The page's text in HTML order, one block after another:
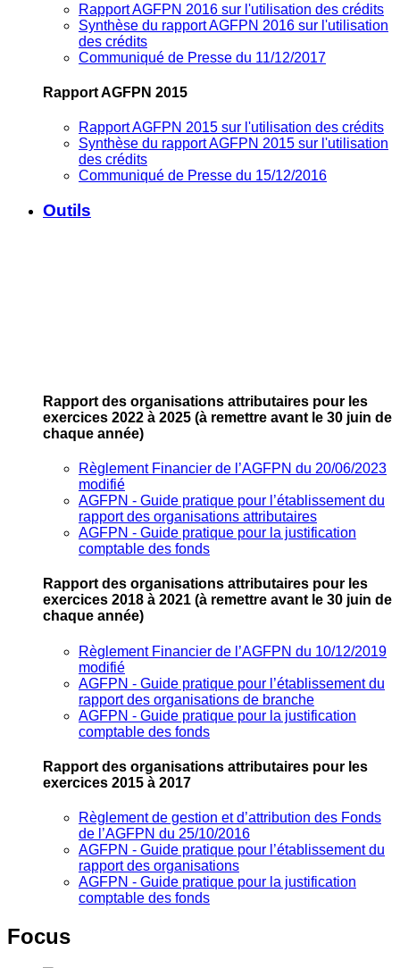
Rapport AGFPN 2016 sur l'utilisation des crédits
Synthèse du rapport AGFPN 2016 sur l'utilisation
des crédits
Communiqué de Presse du 11/12/2017
Rapport AGFPN 2015
Rapport AGFPN 2015 sur l'utilisation des crédits
Synthèse du rapport AGFPN 2015 sur l'utilisation
des crédits
Communiqué de Presse du 15/12/2016
Outils
Rapport des organisations attributaires pour les
exercices 2022 à 2025 (à remettre avant le 30 juin de
chaque année)
Règlement Financier de l’AGFPN du 20/06/2023
modifié
AGFPN ‐ Guide pratique pour l’établissement du
rapport des organisations attributaires
AGFPN ‐ Guide pratique pour la justification
comptable des fonds
Rapport des organisations attributaires pour les
exercices 2018 à 2021 (à remettre avant le 30 juin de
chaque année)
Règlement Financier de l’AGFPN du 10/12/2019
modifié
AGFPN ‐ Guide pratique pour l’établissement du
rapport des organisations de branche
AGFPN ‐ Guide pratique pour la justification
comptable des fonds
Rapport des organisations attributaires pour les
exercices 2015 à 2017
Règlement de gestion et d’attribution des Fonds
de l’AGFPN du 25/10/2016
AGFPN ‐ Guide pratique pour l’établissement du
rapport des organisations
AGFPN ‐ Guide pratique pour la justification
comptable des fonds
Focus